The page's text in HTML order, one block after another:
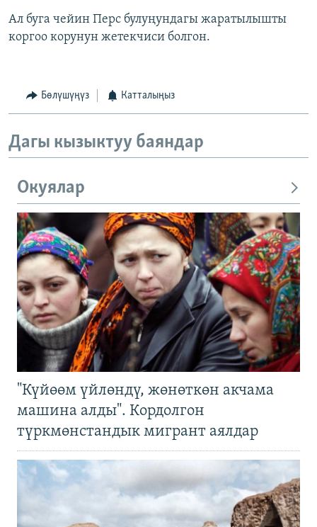
Ал буга чейин Перс булуңундагы жаратылышты
коргоо корунун жетекчиси болгон.
Бөлүшүңүз Катталыңыз
Дагы кызыктуу баяндар
Окуялар
"Күйөөм үйлөндү, жөнөткөн акчама
машина алды". Кордолгон
түркмөнстандык мигрант аялдар